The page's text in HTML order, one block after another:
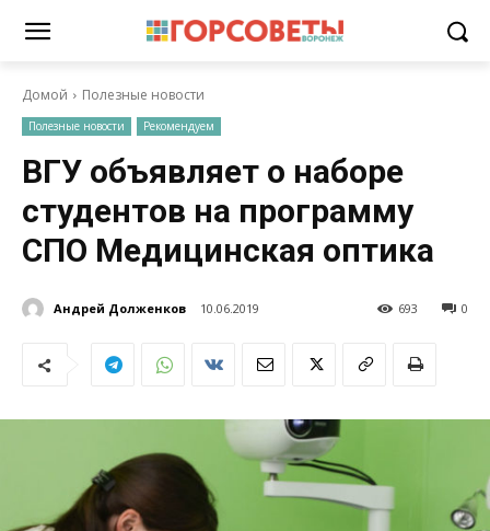
Домой Полезные новости
Полезные новости Рекомендуем
ВГУ объявляет о наборе
студентов на программу
СПО Медицинская оптика
Андрей Долженков 10.06.2019 0
693